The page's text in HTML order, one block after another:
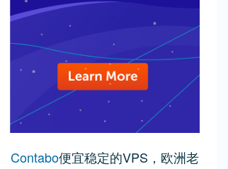
Contabo便宜稳定的VPS，欧洲老